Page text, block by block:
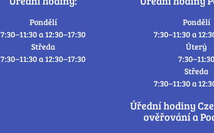
Pondělí
7:30–11:30 a 12:30–17:30
Středa
7:30–11:30 a 12:30–17:30
Pondělí
7:30–11:30 a
Úterý
7:30–11:30
Středa
7:30–11:30 a
Úřední hodiny
ověřování a